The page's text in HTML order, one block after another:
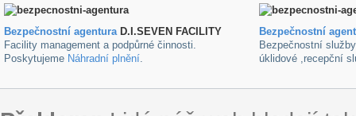
Bezpečnostní agenturaD.I.SEVEN FACILITY
Facility management a podpůrné činnosti.
Poskytujeme Náhradní plnění.
Bezpečnostní
Bezpečnostní
úklidové ,recepční